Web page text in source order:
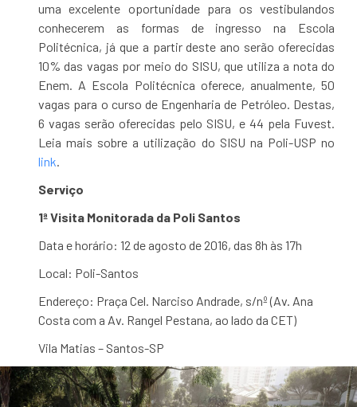
uma excelente oportunidade para os vestibulandos
conhecerem as formas de ingresso na Escola
Politécnica, já que a partir deste ano serão oferecidas
10% das vagas por meio do SISU, que utiliza a nota do
Enem. A Escola Politécnica oferece, anualmente, 50
vagas para o curso de Engenharia de Petróleo. Destas,
6 vagas serão oferecidas pelo SISU, e 44 pela Fuvest.
Leia mais sobre a utilização do SISU na Poli-USP no
link.
Serviço
1ª Visita Monitorada da Poli Santos
Data e horário: 12 de agosto de 2016, das 8h às 17h
Local: Poli-Santos
Endereço: Praça Cel. Narciso Andrade, s/nº (Av. Ana
Costa com a Av. Rangel Pestana, ao lado da CET)
Vila Matias – Santos-SP